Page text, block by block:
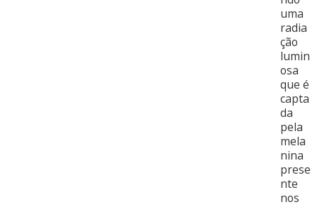
uma
radia
ção
lumin
osa
que é
capta
da
pela
mela
nina
prese
nte
nos